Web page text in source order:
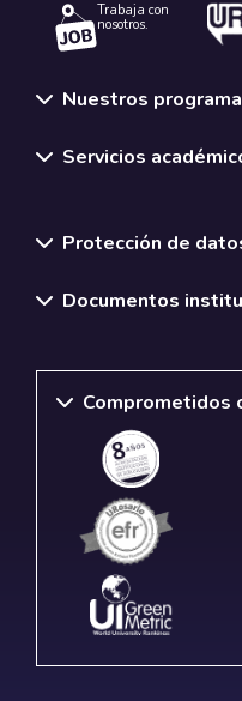
Trabaja con
nosotros.
Nuestros
Servicios
Protección de
Documentos
Comprometidos